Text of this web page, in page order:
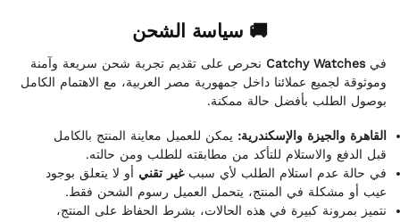
🚚 سياسة الشحن
فيCatchy Watches نحرص على تقديم تجربة شحن سريعة وآمنة
وموثوقة لجميع عملائنا داخل جمهورية مصر العربية، مع الاهتمام الكامل
بوصول الطلب بأفضل حالة ممكنة.
القاهرة والجيزة والإسكندرية: يمكن للعميل معاينة المنتج بالكامل
قبل الدفع والاستلام للتأكد من مطابقته للطلب ومن حالته.
في حالة عدم استلام الطلب لأي سببغير تقني أو لا يتعلق بوجود
عيب أو مشكلة في المنتج، يتحمل العميل رسوم الشحن فقط.
نتميز بمرونة كبيرة في هذه الحالات، بشرط الحفاظ على المنتج،